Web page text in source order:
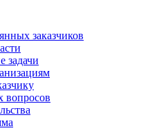
заказчиков
задачи
вопросов